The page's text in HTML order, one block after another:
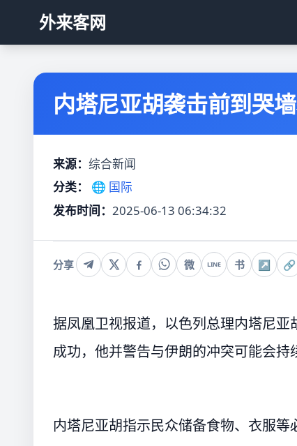
外来客网
内塔尼亚胡袭击前到哭
来源： 综合新闻
分类：
🌐 国际
发布时间： 2025-06-13 06:34:32
分享 微 LINE 书 ↗ 🔗
据凤凰卫视报道，以色列总理内塔尼
成功，他并警告与伊朗的冲突可能会持
内塔尼亚胡指示民众储备食物、衣服